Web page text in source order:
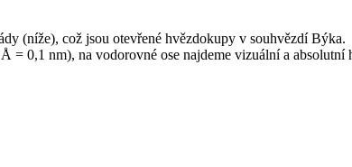
(níže), což jsou otevřené hvězdokupy v souhvězdí Býka.
= 0,1 nm), na vodorovné ose najdeme vizuální a